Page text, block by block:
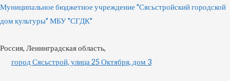
Муниципальное бюджетное учреждение "Сясьстройский городской
дом культуры" МБУ "СГДК"
Россия, Ленинградская область,
город Сясьстрой, улица 25 Октября, дом 3